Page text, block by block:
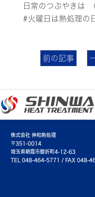
日常のつぶやきは
#火曜日は熱処理の
前の記事
株式会社 伸和熱処理
〒351-0014
埼玉県朝霞市膝折町4-12-63
TEL 048-464-5771 / FAX 048-